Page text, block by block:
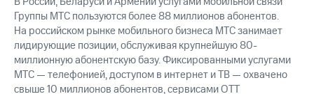
Группы МТС пользуются более 88 миллионов абонентов.
На российском рынке мобильного бизнеса МТС занимает
лидирующие позиции, обслуживая крупнейшую 80-
миллионную абонентскую базу. Фиксированными услугами
МТС — телефонией, доступом в интернет и ТВ — охвачено
свыше 10 миллионов абонентов, сервисами OTT